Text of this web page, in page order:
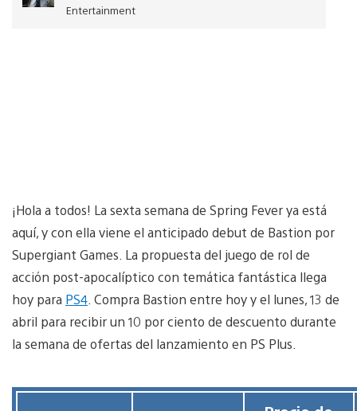
Entertainment
¡Hola a todos! La sexta semana de Spring Fever ya está
aquí, y con ella viene el anticipado debut de Bastion por
Supergiant Games. La propuesta del juego de rol de
acción post-apocalíptico con temática fantástica llega
hoy para PS4 . Compra Bastion entre hoy y el lunes, 13 de
abril para recibir un 10 por ciento de descuento durante
la semana de ofertas del lanzamiento en PS Plus.